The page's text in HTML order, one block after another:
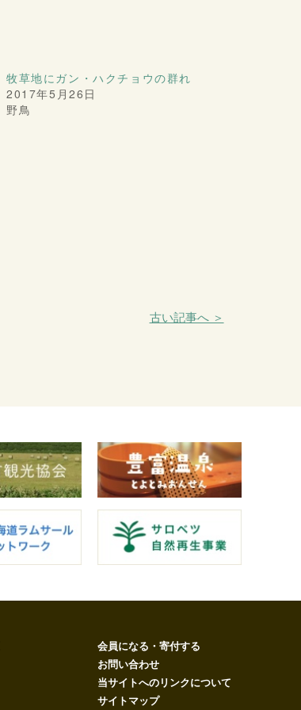
牧草地にガン・ハクチョウの群れ
2017年5月26日
野鳥
古い記事へ ＞
会員になる・寄付する
お問い合わせ
当サイトへのリンクについて
サイトマップ